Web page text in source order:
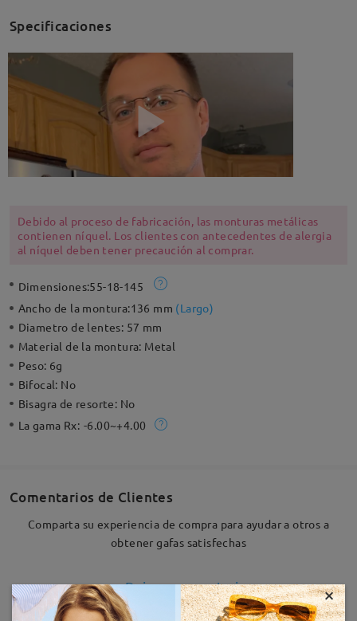
Specificaciones
Debido al proceso de fabricación, las monturas metálicas
contienen níquel. Los clientes con antecedentes de alergia
al níquel deben tener precaución al comprar.
Dimensiones:55-18-145
Ancho de la montura:136 mm (Largo)
Diametro de lentes: 57 mm
Material de la montura: Metal
Peso: 6g
Bifocal: No
Bisagra de resorte: No
La gama Rx: -6.00~+4.00
Comentarios de Clientes
Comparta su experiencia de compra para ayudar a otros a
obtener gafas satisfechas
Deje su comentario ×